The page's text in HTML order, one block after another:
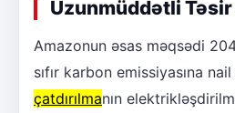
Uzunmüddətli
Amazonun əsas məqsədi
sıfır karbon emissiyasına
çatdırılmanın